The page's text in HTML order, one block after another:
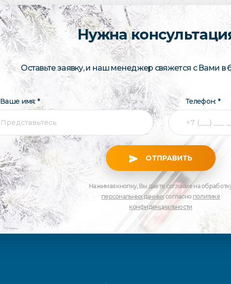
Нужна
Оставьте заявку, и наш менеджер свяжется с Вами
Ваше имя: * Телефон: *
ОТПРАВИТЬ
Нажимая кнопку, Вы даете согласие на
персональных данныхсогласно политике
конфиденциальности